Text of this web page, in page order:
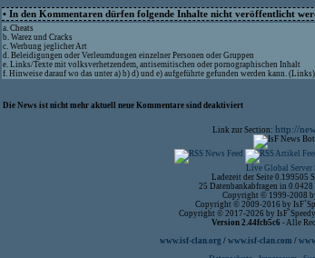
• In den Kommentaren dürfen folgende Inhalte nicht veröffentlicht
a. Cheats
b. Warez und Cracks
c. Werbung jeglicher Art
d. Beleidigungen oder Verleumdungen einzelner Personen oder Gruppen
e. Links/Texte mit volksverhetzendem, antisemitischen oder pornographischen Inhalt
f. Hinweise darauf wo das unter a) b) d) und e) aufgeführte gefunden werden kann. (Links)
Die News ist nicht mehr aktuell neue Kommentare sind deaktiviert
Link zur Section: http://
Live Global Server
Ladezeit der Seite 0.199505
25 Datenbankabfragen in 0.0428
Copyright © 1999-2008
Copyright © 2009-2016 by
Copyright © 2017-2026 by
Version 2.44fcb5c6 - Alle
www.isf-clan.org / www.isf-clan.com /